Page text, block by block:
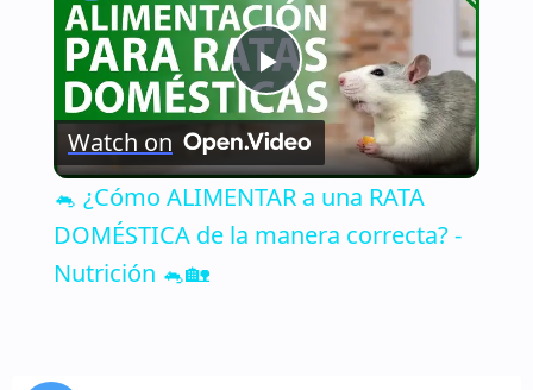
Play
Video
Watch on
🐁 ¿Cómo ALIMENTAR a una RATA
DOMÉSTICA de la manera correcta? -
Nutrición 🐁🏡